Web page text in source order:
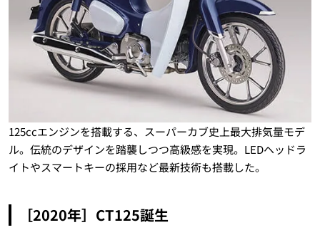
125ccエンジンを搭載する、スーパーカブ史上最大排気量モデ
ル。伝統のデザインを踏襲しつつ高級感を実現。LEDヘッドラ
イトやスマートキーの採用など最新技術も搭載した。
［2020年］CT125誕生